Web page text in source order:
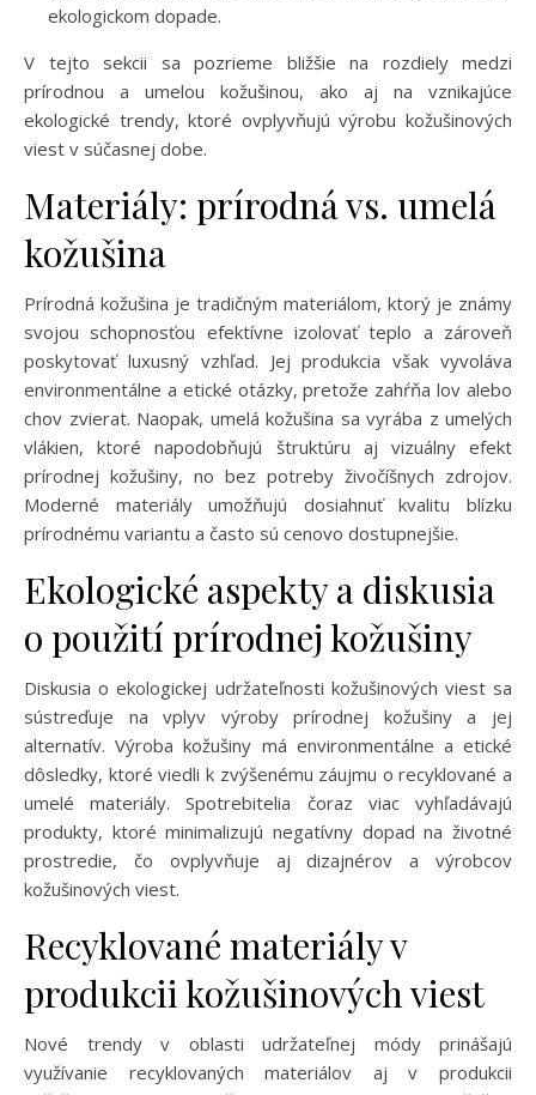
ekologickom dopade.
V tejto sekcii sa pozrieme bližšie na rozdiely medzi
prírodnou a umelou kožušinou, ako aj na vznikajúce
ekologické trendy, ktoré ovplyvňujú výrobu kožušinových
viest v súčasnej dobe.
Materiály: prírodná vs. umelá
kožušina
Prírodná kožušina je tradičným materiálom, ktorý je známy
svojou schopnosťou efektívne izolovať teplo a zároveň
poskytovať luxusný vzhľad. Jej produkcia však vyvoláva
environmentálne a etické otázky, pretože zahŕňa lov alebo
chov zvierat. Naopak, umelá kožušina sa vyrába z umelých
vlákien, ktoré napodobňujú štruktúru aj vizuálny efekt
prírodnej kožušiny, no bez potreby živočíšnych zdrojov.
Moderné materiály umožňujú dosiahnuť kvalitu blízku
prírodnému variantu a často sú cenovo dostupnejšie.
Ekologické aspekty a diskusia
o použití prírodnej kožušiny
Diskusia o ekologickej udržateľnosti kožušinových viest sa
sústreďuje na vplyv výroby prírodnej kožušiny a jej
alternatív. Výroba kožušiny má environmentálne a etické
dôsledky, ktoré viedli k zvýšenému záujmu o recyklované a
umelé materiály. Spotrebitelia čoraz viac vyhľadávajú
produkty, ktoré minimalizujú negatívny dopad na životné
prostredie, čo ovplyvňuje aj dizajnérov a výrobcov
kožušinových viest.
Recyklované materiály v
produkcii kožušinových viest
Nové trendy v oblasti udržateľnej módy prinášajú
využívanie recyklovaných materiálov aj v produkcii